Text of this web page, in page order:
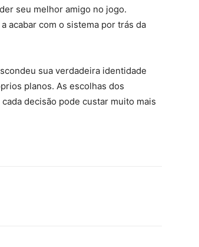
seu melhor amigo no jogo.
acabar com o sistema por trás da
sua verdadeira identidade
planos. As escolhas dos
decisão pode custar muito mais